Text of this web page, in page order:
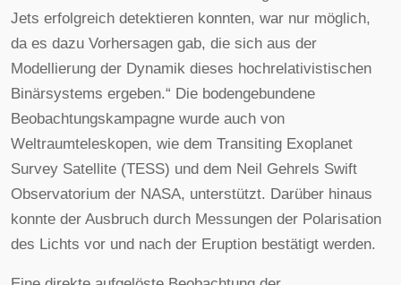
Jets erfolgreich detektieren konnten, war nur möglich,
da es dazu Vorhersagen gab, die sich aus der
Modellierung der Dynamik dieses hochrelativistischen
Binärsystems ergeben.“ Die bodengebundene
Beobachtungskampagne wurde auch von
Weltraumteleskopen, wie dem Transiting Exoplanet
Survey Satellite (TESS) und dem Neil Gehrels Swift
Observatorium der NASA, unterstützt. Darüber hinaus
konnte der Ausbruch durch Messungen der Polarisation
des Lichts vor und nach der Eruption bestätigt werden.